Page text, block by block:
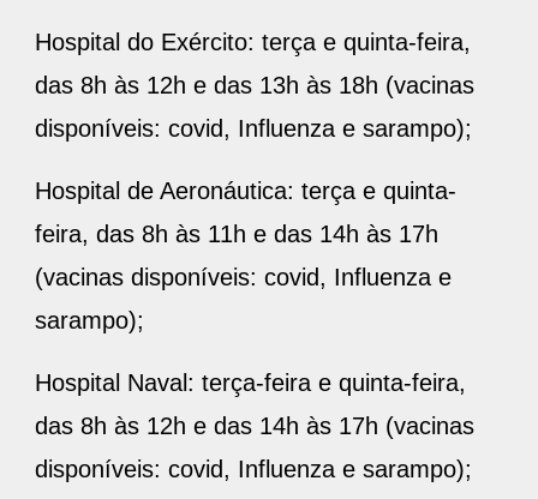
Hospital do Exército: terça e quinta-feira,
das 8h às 12h e das 13h às 18h (vacinas
disponíveis: covid, Influenza e sarampo);
Hospital de Aeronáutica: terça e quinta-
feira, das 8h às 11h e das 14h às 17h
(vacinas disponíveis: covid, Influenza e
sarampo);
Hospital Naval: terça-feira e quinta-feira,
das 8h às 12h e das 14h às 17h (vacinas
disponíveis: covid, Influenza e sarampo);